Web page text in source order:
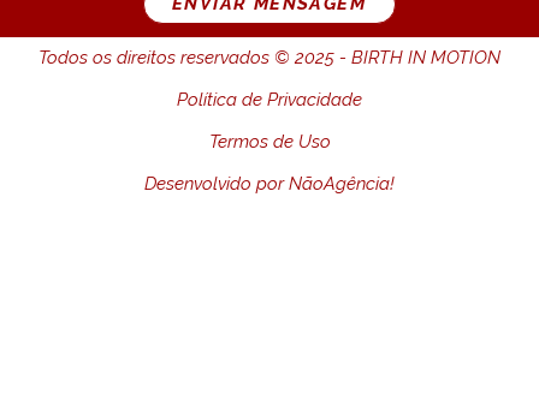
Todos os direitos reservados © 2025 - BIRTH IN MOTION
Política de Privacidade
Termos de Uso
Desenvolvido porNãoAgência!